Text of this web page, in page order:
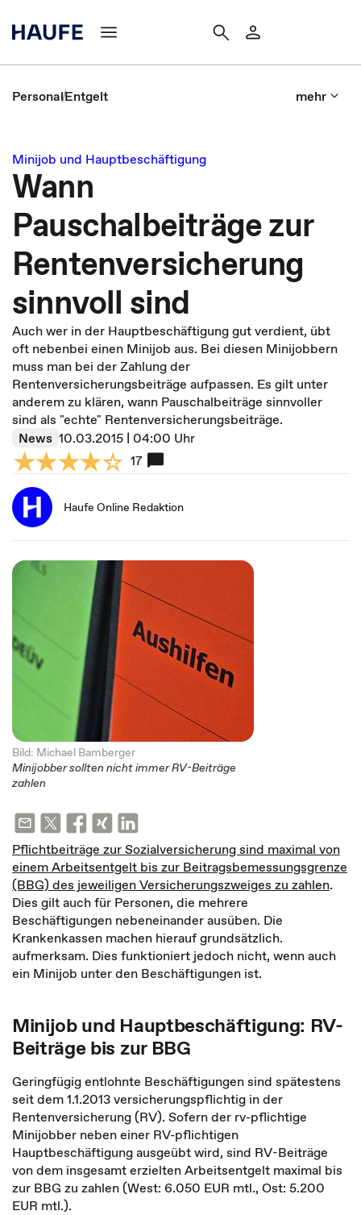
PersonalEntgelt mehr
Minijob und Hauptbeschäftigung
Wann
Pauschalbeiträge zur
Rentenversicherung
sinnvoll sind
Auch wer in der Hauptbeschäftigung gut verdient, übt
oft nebenbei einen Minijob aus. Bei diesen Minijobbern
muss man bei der Zahlung der
Rentenversicherungsbeiträge aufpassen. Es gilt unter
anderem zu klären, wann Pauschalbeiträge sinnvoller
sind als "echte" Rentenversicherungsbeiträge.
News 10.03.2015 | 04:00 Uhr
17
Haufe Online Redaktion
Bild: Michael Bamberger
Minijobber sollten nicht immer RV-Beiträge
zahlen
Pflichtbeiträge zur Sozialversicherung sind maximal von
einem Arbeitsentgelt bis zur Beitragsbemessungsgrenze
(BBG) des jeweiligen Versicherungszweiges zu zahlen.
Dies gilt auch für Personen, die mehrere
Beschäftigungen nebeneinander ausüben. Die
Krankenkassen machen hierauf grundsätzlich.
aufmerksam. Dies funktioniert jedoch nicht, wenn auch
ein Minijob unter den Beschäftigungen ist.
Minijob und Hauptbeschäftigung: RV-
Beiträge bis zur BBG
Geringfügig entlohnte Beschäftigungen sind spätestens
seit dem 1.1.2013 versicherungspflichtig in der
Rentenversicherung (RV). Sofern der rv-pflichtige
Minijobber neben einer RV-pflichtigen
Hauptbeschäftigung ausgeübt wird, sind RV-Beiträge
von dem insgesamt erzielten Arbeitsentgelt maximal bis
zur BBG zu zahlen (West: 6.050 EUR mtl., Ost: 5.200
EUR mtl.).